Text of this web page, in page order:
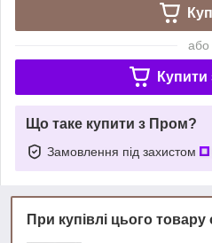
або
Купити
Що таке купити з Пром?
Замовлення під захистом
При купівлі цього